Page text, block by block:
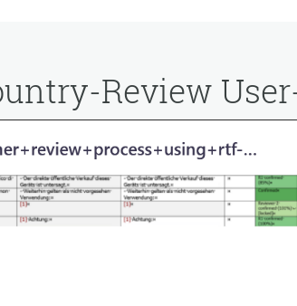
Review